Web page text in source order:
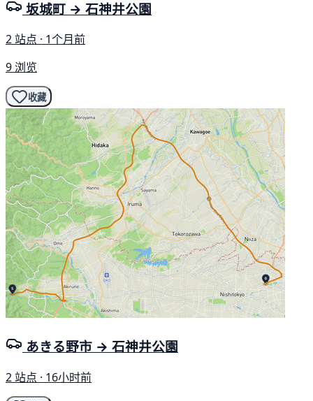
坂城町 → 石神井公園
2 站点 · 1个月前
9 浏览
收藏
あきる野市 → 石神井公園
2 站点 · 16小时前